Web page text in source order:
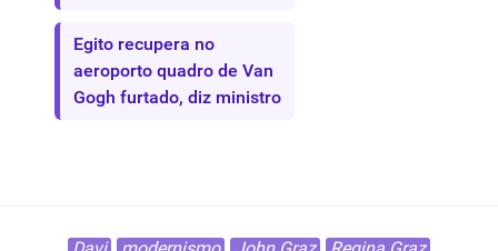
Egito recupera no
aeroporto quadro de Van
Gogh furtado, diz ministro